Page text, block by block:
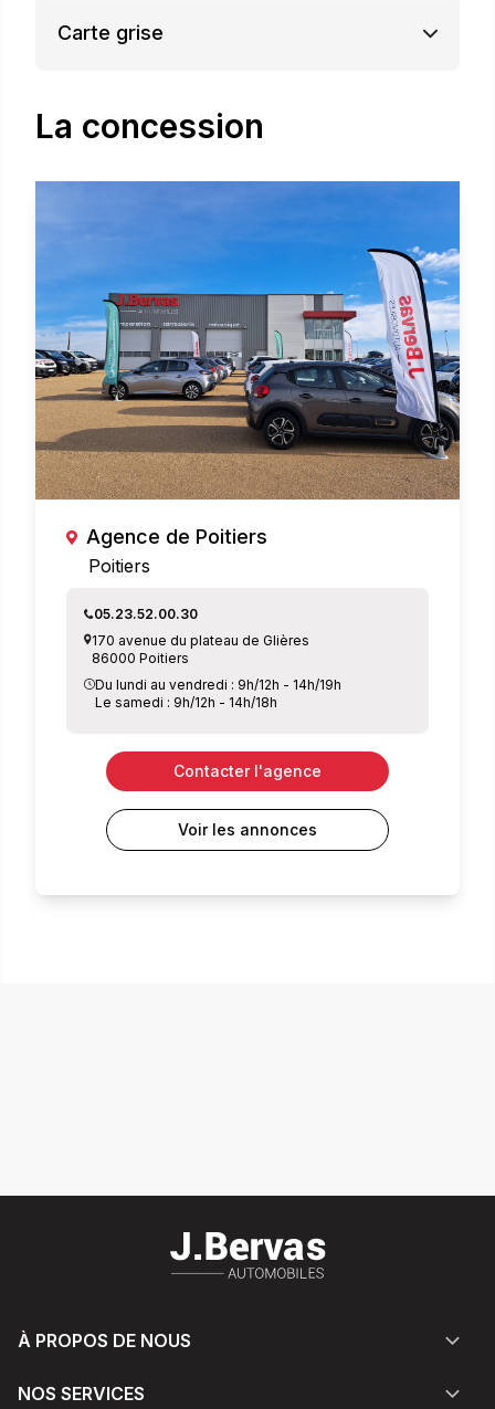
Carte grise
La concession
Agence de Poitiers
Poitiers
05.23.52.00.30
170 avenue du plateau de Glières
86000 Poitiers
Du lundi au vendredi : 9h/12h - 14h/19h
Le samedi : 9h/12h - 14h/18h
Contacter l'agence
Voir les annonces
À PROPOS DE NOUS
NOS SERVICES